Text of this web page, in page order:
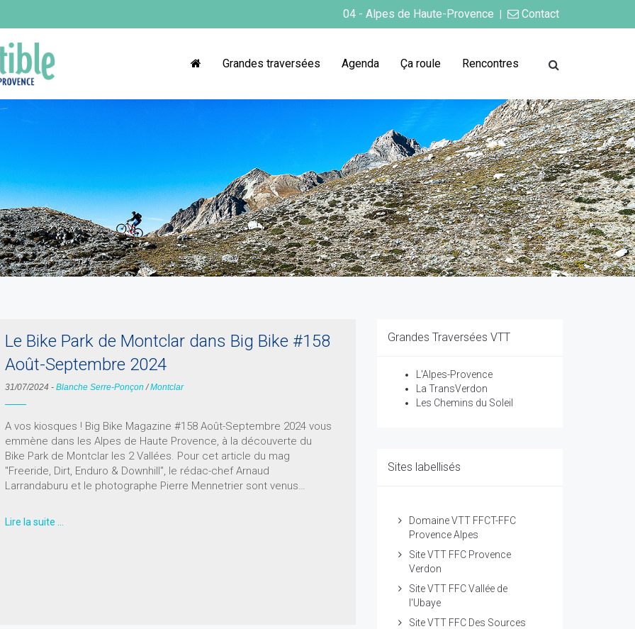
04 - Alpes de Haute-Provence Contact
Grandes traversées Agenda Ça roule Rencontres
Le Bike Park de Montclar dans Big Bike #158
Août-Septembre 2024
31/07/2024 -Blanche Serre-Ponçon /Montclar
A vos kiosques ! Big Bike Magazine #158 Août-Septembre 2024 vous
emmène dans les Alpes de Haute Provence, à la découverte du
Bike Park de Montclar les 2 Vallées. Pour cet article du mag
"Freeride, Dirt, Enduro & Downhill", le rédac-chef Arnaud
Larrandaburu et le photographe Pierre Mennetrier sont venus…
Lire la suite …
Grandes Traversées VTT
L'Alpes-Provence
La TransVerdon
Les Chemins du Soleil
Sites labellisés
Domaine VTT FFCT-FFC
Provence Alpes
Site VTT FFC Provence
Verdon
Site VTT FFC Vallée de
l'Ubaye
Site VTT FFC Des Sources